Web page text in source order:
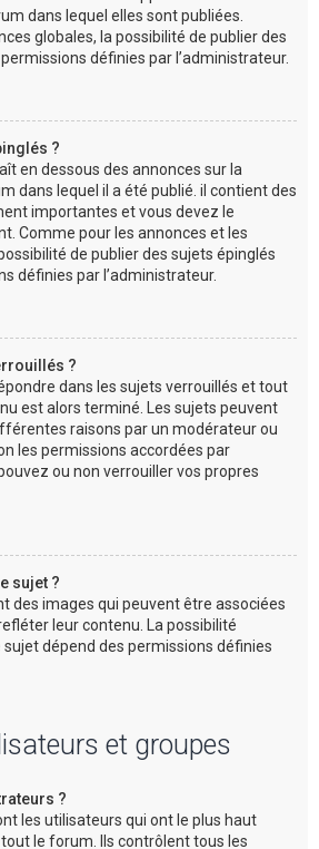
dans lequel elles sont publiées.
globales, la possibilité de publier des
définies par l’administrateur.
?
en dessous des annonces sur la
dans lequel il a été publié. il contient des
importantes et vous devez le
Comme pour les annonces et les
de publier des sujets épinglés
définies par l’administrateur.
?
dans les sujets verrouillés et tout
est alors terminé. Les sujets peuvent
raisons par un modérateur ou
les permissions accordées par
ou non verrouiller vos propres
sujet ?
des images qui peuvent être associées
leur contenu. La possibilité
sujet dépend des permissions définies
et groupes
?
les utilisateurs qui ont le plus haut
le forum. Ils contrôlent tous les